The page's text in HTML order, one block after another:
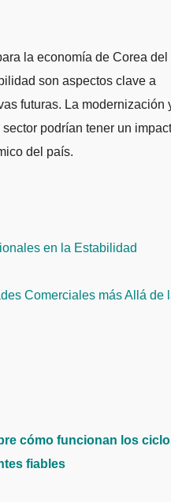
la economía de Corea del
son aspectos clave a
futuras. La modernización
podrían tener un
del país.
en la Estabilidad
Comerciales más Allá de
cómo funcionan los
fiables